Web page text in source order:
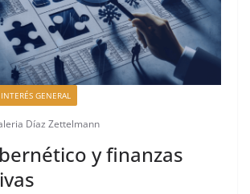
INTERÉS GENERAL
Díaz Zettelmann
y finanzas